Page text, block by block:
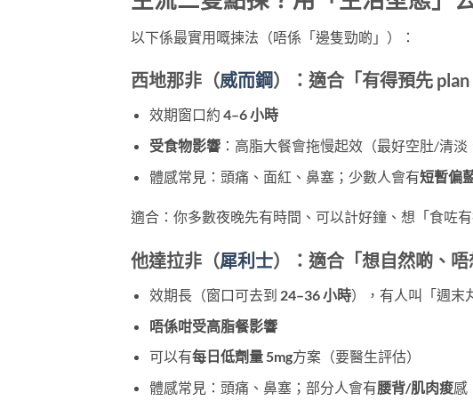
以下係最實用嘅揀法（唔係「邊隻勁啲」）：
西地那非（威而鋼） ：適合「有得預先
效期窗口約 4–6 小時
受食物影響：高脂大餐會拖慢起效（最好空肚/清淡
體感常見：頭痛、面紅、鼻塞；少數人會有短暫偏
適合：你多數夜晚先有時間、可以計好鐘、想「食咗有
他達拉非（犀利士） ：適合「想自然啲、
效期長（窗口可去到 24–36 小時），有人叫「週末
唔係咁受高脂餐影響
可以有每日低劑量 5mg方案（要醫生評估）
體感常見：頭痛、鼻塞；部分人會有腰背/肌肉痠感